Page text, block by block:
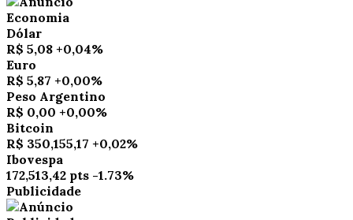
Economia
Dólar
R$ 5,08 +0,04%
Euro
R$ 5,87 +0,00%
Peso Argentino
R$ 0,00 +0,00%
Bitcoin
R$ 350,155,17 +0,02%
Ibovespa
172,513,42 pts -1.73%
Publicidade